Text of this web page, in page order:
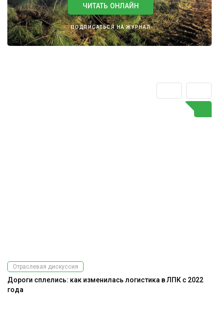
ЧИТАТЬ ОНЛАЙН
ПОДПИСАТЬСЯ НА ЖУРНАЛ
Отраслевая дискуссия
Дороги сплелись: как изменилась логистика в ЛПК с 2022
года